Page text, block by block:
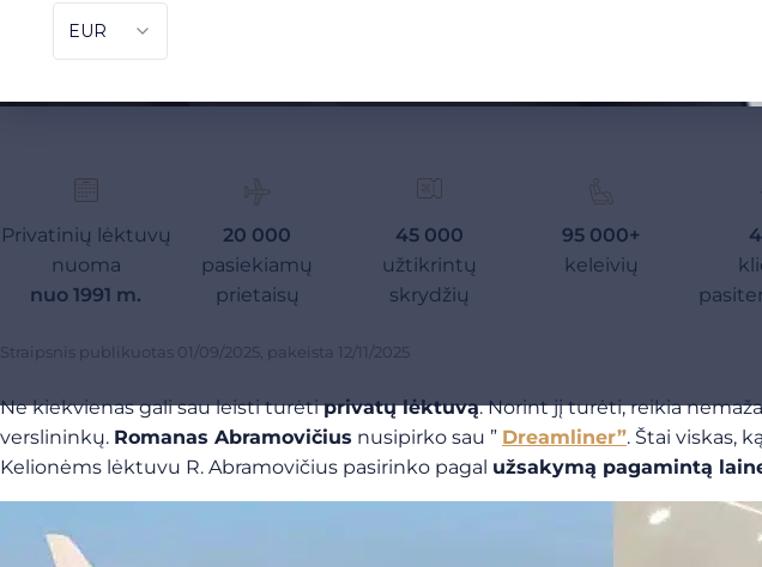
Privatinių lėktuvų
nuoma
nuo 1991 m.
20 000
pasiekiamų
prietaisų
45 000
užtikrintų
skrydžių
95 000+
keleivių
Straipsnis publikuotas 01/09/2025 , pakeista 12/11/2025
Ne kiekvienas gali sau leisti turėtiprivatų lėktuvą. Norint jį turėti, reikia
verslininkų. Romanas Abramovičius nusipirko sau ” Dreamliner”. Štai viskas,
Kelionėms lėktuvu R. Abramovičius pasirinko pagal užsakymą pagamintą